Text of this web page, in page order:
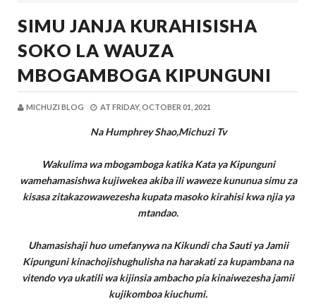
SIMU JANJA KURAHISISHA
SOKO LA WAUZA
MBOGAMBOGA KIPUNGUNI
MICHUZI BLOG AT FRIDAY, OCTOBER 01, 2021
Na Humphrey Shao,Michuzi Tv
Wakulima wa mbogamboga katika Kata ya Kipunguni
wamehamasishwa kujiwekea akiba ili waweze kununua simu za
kisasa zitakazowawezesha kupata masoko kirahisi kwa njia ya
mtandao.
Uhamasishaji huo umefanywa na Kikundi cha Sauti ya Jamii
Kipunguni kinachojishughulisha na harakati za kupambana na
vitendo vya ukatili wa kijinsia ambacho pia kinaiwezesha jamii
kujikomboa kiuchumi.